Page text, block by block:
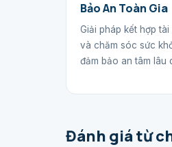
Bảo An Toàn Gia
Giải pháp kết hợp tài
và chăm sóc sức
đảm bảo an tâm lâu
Đánh giá từ